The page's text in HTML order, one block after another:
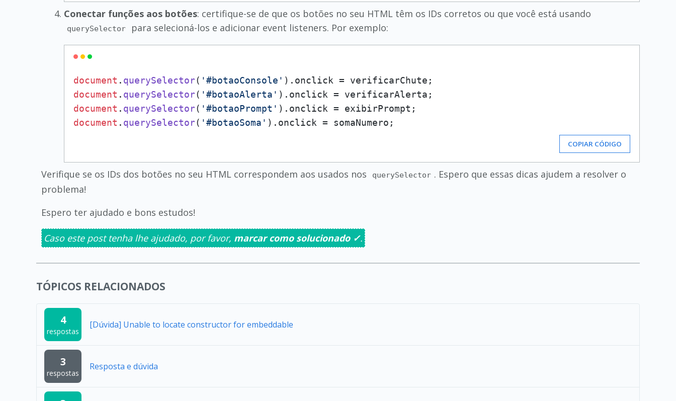
Conectar funções aos botões: certifique-se de que os botões no seu HTML têm os IDs corretos ou que você está usando
querySelector para selecioná-los e adicionar event listeners. Por exemplo:
document . querySelector( '#botaoConsole' ). onclick
document . querySelector( '#botaoAlerta' ). onclick
document . querySelector( '#botaoPrompt' ). onclick
document . querySelector( '#botaoSoma' ). onclick
COPIAR CÓDIGO
Verifique se os IDs dos botões no seu HTML correspondem aos usados nos querySelector . Espero que essas dicas ajudem a resolver o
problema!
Espero ter ajudado e bons estudos!
Caso este post tenha lhe ajudado, por favor, marcar como solucionado ✓.
TÓPICOS RELACIONADOS
4
respostas
[Dúvida] Unable to locate constructor for embeddable
3
respostas
Resposta e dúvida